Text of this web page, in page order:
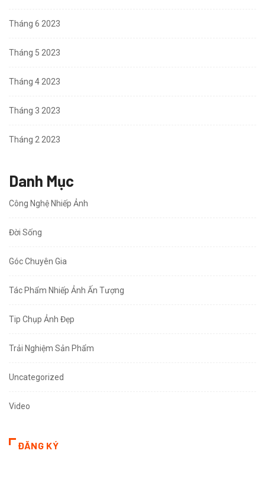
Tháng 6 2023
Tháng 5 2023
Tháng 4 2023
Tháng 3 2023
Tháng 2 2023
Danh Mục
Công Nghệ Nhiếp Ảnh
Đời Sống
Góc Chuyên Gia
Tác Phẩm Nhiếp Ảnh Ấn Tượng
Tip Chụp Ảnh Đẹp
Trải Nghiệm Sản Phẩm
Uncategorized
Video
ĐĂNG KÝ